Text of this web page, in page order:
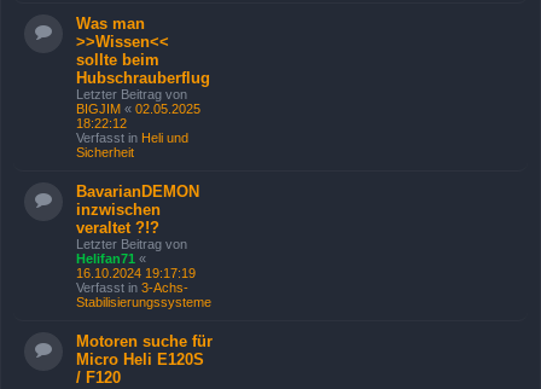
Was man
>>Wissen<<
sollte beim
Hubschrauberflug
Letzter Beitrag von
BIGJIM « 02.05.2025
18:22:12
Verfasst in Heli und
Sicherheit
BavarianDEMON
inzwischen
veraltet ?!?
Letzter Beitrag von
Helifan71 «
16.10.2024 19:17:19
Verfasst in 3-Achs-
Stabilisierungssysteme
Motoren suche für
Micro Heli E120S
/ F120